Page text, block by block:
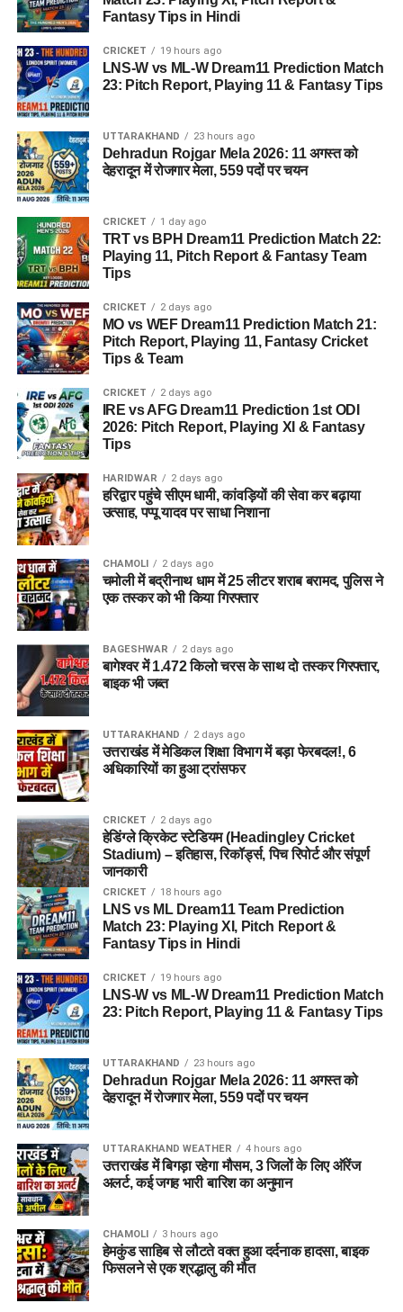
Fantasy Tips in Hindi
CRICKET 19 hours ago
LNS-W vs ML-W Dream11 Prediction Match
23: Pitch Report, Playing 11 & Fantasy Tips
UTTARAKHAND 23 hours ago
Dehradun Rojgar Mela 2026: 11 अगस्त को
देहरादून में रोजगार मेला, 559 पदों पर चयन
CRICKET 1 day ago
TRT vs BPH Dream11 Prediction Match 22:
Playing 11, Pitch Report & Fantasy Team
Tips
CRICKET 2 days ago
MO vs WEF Dream11 Prediction Match 21:
Pitch Report, Playing 11, Fantasy Cricket
Tips & Team
CRICKET 2 days ago
IRE vs AFG Dream11 Prediction 1st ODI
2026: Pitch Report, Playing XI & Fantasy
Tips
HARIDWAR 2 days ago
हरिद्वार पहुंचे सीएम धामी, कांवड़ियों की सेवा कर बढ़ाया
उत्साह, पप्पू यादव पर साधा निशाना
CHAMOLI 2 days ago
चमोली में बद्रीनाथ धाम में 25 लीटर शराब बरामद, पुलिस ने
एक तस्कर को भी किया गिरफ्तार
BAGESHWAR 2 days ago
बागेश्वर में 1.472 किलो चरस के साथ दो तस्कर गिरफ्तार,
बाइक भी जब्त
UTTARAKHAND 2 days ago
उत्तराखंड में मेडिकल शिक्षा विभाग में बड़ा फेरबदल!, 6
अधिकारियों का हुआ ट्रांसफर
CRICKET 2 days ago
हेडिंग्ले क्रिकेट स्टेडियम (Headingley Cricket
Stadium) – इतिहास, रिकॉर्ड्स, पिच रिपोर्ट और संपूर्ण
जानकारी
CRICKET 18 hours ago
LNS vs ML Dream11 Team Prediction
Match 23: Playing XI, Pitch Report &
Fantasy Tips in Hindi
CRICKET 19 hours ago
LNS-W vs ML-W Dream11 Prediction Match
23: Pitch Report, Playing 11 & Fantasy Tips
UTTARAKHAND 23 hours ago
Dehradun Rojgar Mela 2026: 11 अगस्त को
देहरादून में रोजगार मेला, 559 पदों पर चयन
UTTARAKHAND WEATHER 4 hours ago
उत्तराखंड में बिगड़ा रहेगा मौसम, 3 जिलों के लिए ऑरेंज
अलर्ट, कई जगह भारी बारिश का अनुमान
CHAMOLI 3 hours ago
हेमकुंड साहिब से लौटते वक्त हुआ दर्दनाक हादसा, बाइक
फिसलने से एक श्रद्धालु की मौत